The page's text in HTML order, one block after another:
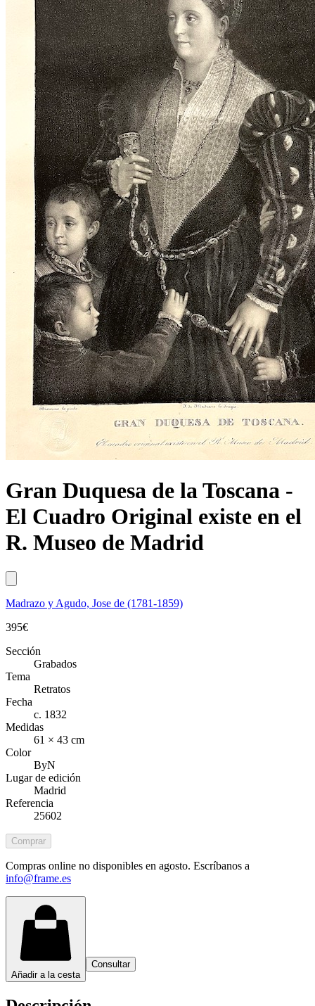
Gran Duquesa de la Toscana -
El Cuadro Original existe en el
R. Museo de Madrid
Madrazo y Agudo, Jose de (1781-1859)
395€
Sección
Grabados
Tema
Retratos
Fecha
c. 1832
Medidas
61 × 43 cm
Color
ByN
Lugar de edición
Madrid
Referencia
25602
Comprar
Compras online no disponibles en agosto. Escríbanos a
info@frame.es
Añadir a la cesta
Consultar